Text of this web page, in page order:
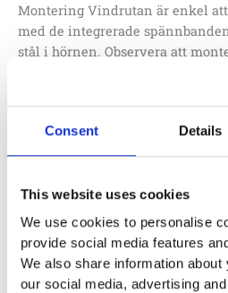
Consent Details
This website uses cookies
We use cookies to personalise
provide social media features
We also share information
our social media, advertising
Montering Vindrutan är enkel
med de integrerade
stål i hörnen. Observera att
på metallkonstruktioner, kan du
monteringssatsen.
specifika behov. Vindrutor som
sidolängder som överstiger 5
Garantin upphör att gälla för